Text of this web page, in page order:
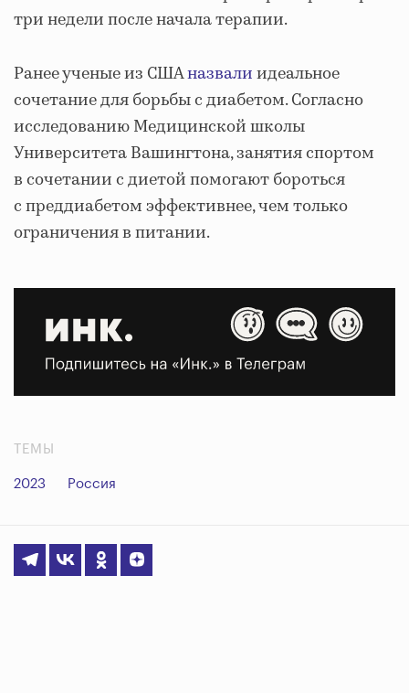
три недели после начала терапии.
Ранее ученые из СШАназвалиидеальное
сочетание для борьбы с диабетом. Согласно
исследованию Медицинской школы
Университета Вашингтона, занятия спортом
в сочетании с диетой помогают бороться
с преддиабетом эффективнее, чем только
ограничения в питании.
ТЕМЫ
2023 Россия